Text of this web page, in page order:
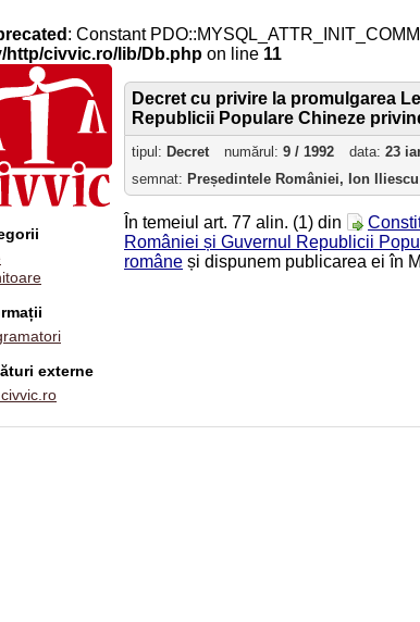
: Constant
http/civvic.ro/lib/Db.php on line 11
externe
Decret cu privire la promulgarea
Republicii Populare Chineze
tipul: Decret numărul: 9 / 1992 data: 23
semnat: Președintele României, Ion Iliescu
În temeiul art. 77 alin. (1) din
României și Guvernul Republicii
române și dispunem publicarea ei în